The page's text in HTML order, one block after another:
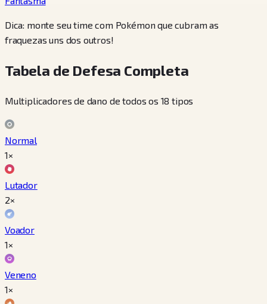
Dica: monte seu time com Pokémon que cubram as
fraquezas uns dos outros!
Tabela de Defesa Completa
Multiplicadores de dano de todos os 18 tipos
Normal
1×
Lutador
2×
Voador
1×
Veneno
1×